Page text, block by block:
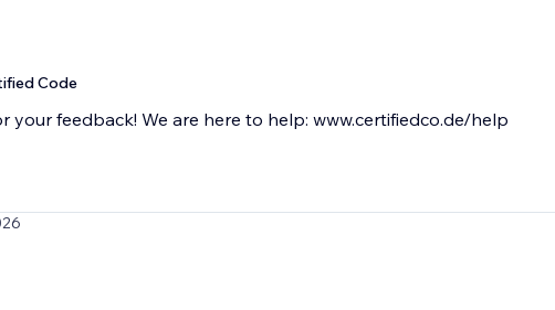
Code
your feedback! We are here to help: www.certifiedco.de/help